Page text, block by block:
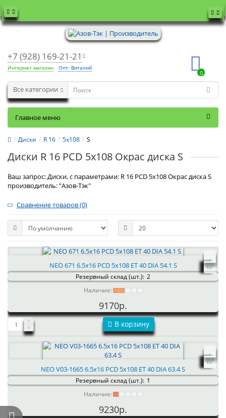
+7 (928) 169-21-21
Интернет магазин Опт: Виталий
0
Все категории
Главное меню
Диски R 16 5x108 S
Диски R 16 PCD 5x108 Окрас диска S
Ваш запрос: Диски, с параметрами: R 16 PCD 5x108 Окрас диска S
производитель: "Азов-Тэк"
Сравнение товаров (0)
NEO 671 6.5x16 PCD 5x108 ET 40 DIA 54.1 S
Резервный склад (шт.): 2
Наличие:
9170р.
В корзину
NEO V03-1665 6.5x16 PCD 5x108 ET 40 DIA 63.4 S
Резервный склад (шт.): 1
Наличие:
9230р.